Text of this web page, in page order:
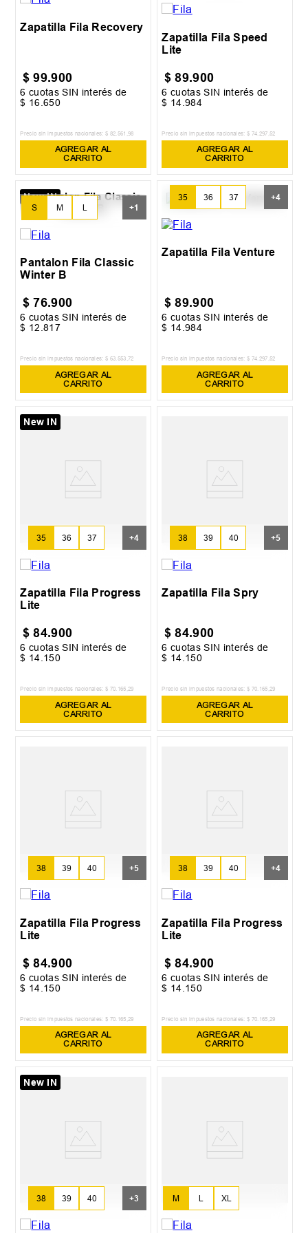
Zapatilla Fila Recovery
$ 99.900
6 cuotas SIN interés de
$ 16 .650
Precio sin impuestos nacionales: $ 82 561 98
AGREGAR AL
CARRITO
Zapatilla Fila Speed
Lite
$ 89.900
6 cuotas SIN interés de
$ 14 .984
Precio sin impuestos nacionales: $ 74 297 52
AGREGAR AL
CARRITO
New IN
S M L
XL
+1
Pantalon Fila Classic
Winter B
$ 76.900
6 cuotas SIN interés de
$ 12.817
Precio sin impuestos nacionales: $ 63.553 ,72
AGREGAR AL
CARRITO
35 36 37 +4
Zapatilla Fila Venture
$ 89.900
6 cuotas SIN interés de
$ 14.984
Precio sin impuestos nacionales: $ 74.297 ,52
AGREGAR AL
CARRITO
New IN
35 36 37 +4
Zapatilla Fila Progress
Lite
$ 84.900
6 cuotas SIN interés de
$ 14.150
Precio sin impuestos nacionales: $ 70. 165 ,29
AGREGAR AL
CARRITO
38 39 40 +5
Zapatilla Fila Spry
$ 84.900
6 cuotas SIN interés de
$ 14.150
Precio sin impuestos nacionales: $ 70. 165 ,29
AGREGAR AL
CARRITO
38 39 40 +5
Zapatilla Fila Progress
Lite
$ 84.900
6 cuotas SIN interés de
$ 14 150
Precio sin impuestos nacionales: $ 70. 165 ,29
AGREGAR AL
CARRITO
38 39 40 +4
Zapatilla Fila Progress
Lite
$ 84.900
6 cuotas SIN interés de
$ 14 150
Precio sin impuestos nacionales: $ 70. 165 ,29
AGREGAR AL
CARRITO
New IN
38 39 40 +3 M L XL